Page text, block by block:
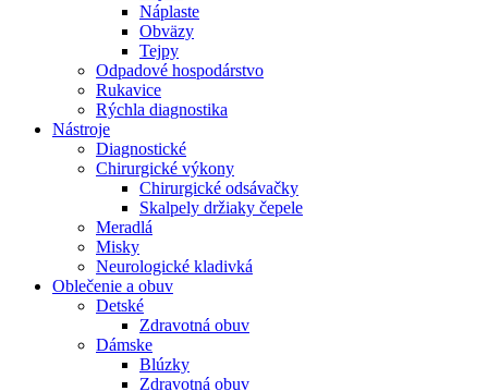
Náplaste
Obväzy
Tejpy
Odpadové hospodárstvo
Rukavice
Rýchla diagnostika
Nástroje
Diagnostické
Chirurgické výkony
Chirurgické odsávačky
Skalpely držiaky čepele
Meradlá
Misky
Neurologické kladivká
Oblečenie a obuv
Detské
Zdravotná obuv
Dámske
Blúzky
Zdravotná obuv